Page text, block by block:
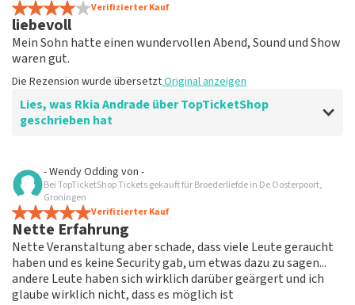
Verifizierter Kauf
liebevoll
Mein Sohn hatte einen wundervollen Abend, Sound und Show
waren gut.
Die Rezension wurde übersetztOriginal anzeigen
Lies, was Rkia Andrade über TopTicketShop
geschrieben hat
Bewertung von Rkia Andrade über
Die Tickets wurden ordnungsgemäß
versendet
Ich bin mir nicht sicher, was der Mehrwert ist,
Ticketshop hat uns über die Entwicklungen auf dem
Laufenden gehalten
Die Rezension wurde übersetztOriginal anzeigen
- Wendy Odding von -
Bei TopTicketShop Tickets gekauft für Broederliefde in De Oosterpoort,
Groningen
Verifizierter Kauf
Nette Erfahrung
Nette Veranstaltung aber schade, dass viele Leute geraucht
haben und es keine Security gab, um etwas dazu zu sagen...
andere Leute haben sich wirklich darüber geärgert und ich
glaube wirklich nicht, dass es möglich ist